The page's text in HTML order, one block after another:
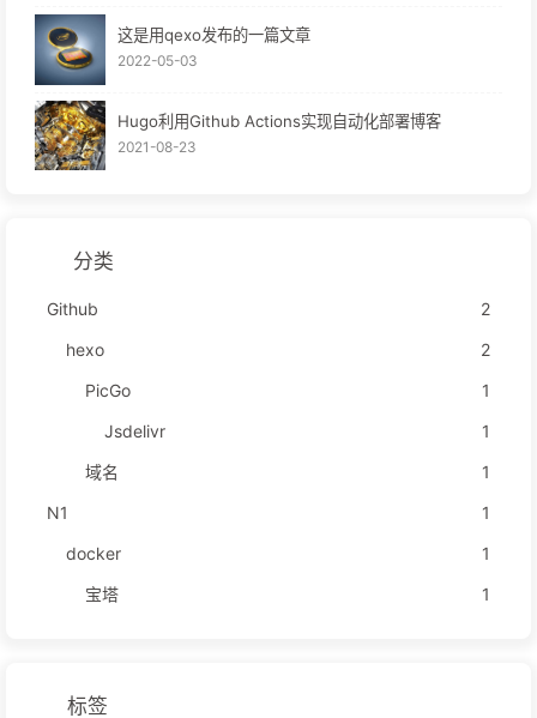
这是用qexo发布的一篇文章
2022-05-03
Hugo利用Github Actions实现自动化部署博客
2021-08-23
分类
Github
2
hexo
2
PicGo
1
Jsdelivr
1
域名
1
N1
1
docker
1
宝塔
1
标签